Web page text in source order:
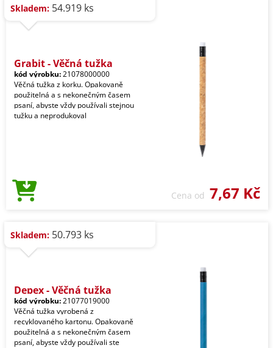
Skladem: 54.919 ks
Grabit - Věčná tužka
kód výrobku:21078000000
Věčná tužka z korku. Opakovaně
použitelná a s nekonečným časem
psaní, abyste vždy používali stejnou
tužku a neprodukoval
Cena od 7,67 Kč
Skladem: 50.793 ks
Depex - Věčná tužka
kód výrobku:21077019000
Věčná tužka vyrobená z
recyklovaného kartonu. Opakovaně
použitelná a s nekonečným časem
psaní, abyste vždy používali ste